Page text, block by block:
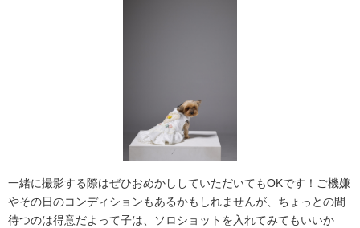
一緒に撮影する際はぜひおめかししていただいてもOKです！ご機嫌
やその日のコンディションもあるかもしれませんが、ちょっとの間
待つのは得意だよって子は、ソロショットを入れてみてもいいか